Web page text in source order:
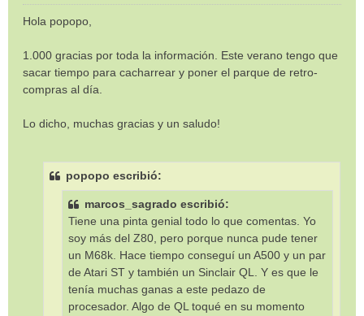
n
a
j
e
Hola popopo,
1.000 gracias por toda la información. Este verano tengo que
sacar tiempo para cacharrear y poner el parque de retro-
compras al día.
Lo dicho, muchas gracias y un saludo!
popopo escribió:
marcos_sagrado escribió:
Tiene una pinta genial todo lo que comentas. Yo
soy más del Z80, pero porque nunca pude tener
un M68k. Hace tiempo conseguí un A500 y un par
de Atari ST y también un Sinclair QL. Y es que le
tenía muchas ganas a este pedazo de
procesador. Algo de QL toqué en su momento